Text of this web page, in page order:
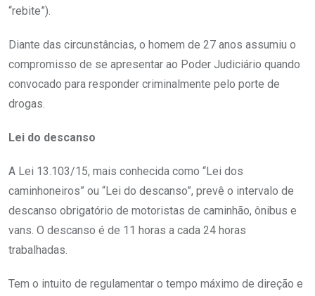
“rebite”).
Diante das circunstâncias, o homem de 27 anos assumiu o
compromisso de se apresentar ao Poder Judiciário quando
convocado para responder criminalmente pelo porte de
drogas.
Lei do descanso
A Lei 13.103/15, mais conhecida como “Lei dos
caminhoneiros” ou “Lei do descanso”, prevê o intervalo de
descanso obrigatório de motoristas de caminhão, ônibus e
vans. O descanso é de 11 horas a cada 24 horas
trabalhadas.
Tem o intuito de regulamentar o tempo máximo de direção e